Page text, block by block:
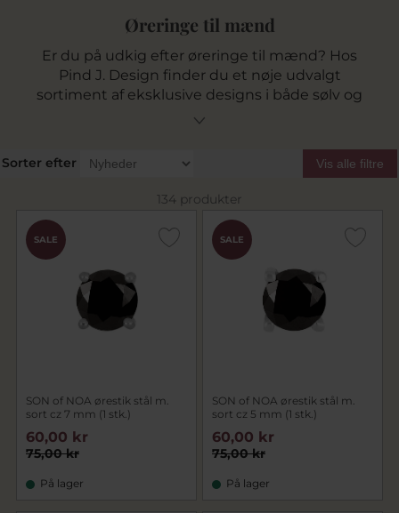
Øreringe til mænd
Er du på udkig efter øreringe til mænd? Hos
Pind J. Design finder du et nøje udvalgt
sortiment af eksklusive designs i både sølv og
guld, der kombinerer kvalitet og stil. Vi tilbyder
finde det perfekte par, der passer til din stil eller
som gave. Øreringe til mænd er en voksende
trend og en elegant måde at udtrykke
Besøg os i butikken i Svendborg eller bestil
online, hvor vi sikrer høj kvalitet og en fantastisk
oplevelse. Klar til at tage skridtet? Vi tilbyder
også professionel ørepiercing, så du kan få dine
nye øreringe i på ingen tid.
Sorter efter Vis alle filtre
134 produkter
SALE
SON of NOA ørestik stål m.
sort cz 7 mm (1 stk.)
75,00 kr
60,00 kr
På lager
SALE
SON of NOA ørestik stål m.
sort cz 5 mm (1 stk.)
75,00 kr
60,00 kr
På lager